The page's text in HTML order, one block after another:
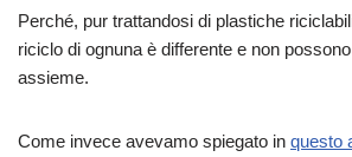
Perché, pur trattandosi di plastiche
riciclo di ognuna è differente e non
assieme.
Come invece avevamo spiegato in questo